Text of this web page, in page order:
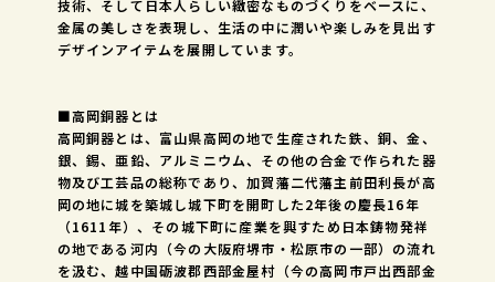
技術、そして日本人らしい緻密なものづくりをベースに、
金属の美しさを表現し、生活の中に潤いや楽しみを見出す
デザインアイテムを展開しています。
■高岡銅器とは
高岡銅器とは、富山県高岡の地で生産された鉄、銅、金、
銀、錫、亜鉛、アルミニウム、その他の合金で作られた器
物及び工芸品の総称であり、加賀藩二代藩主前田利長が高
岡の地に城を築城し城下町を開町した2年後の慶長16年
（1611年）、その城下町に産業を興すため日本鋳物発祥
の地である河内（今の大阪府堺市・松原市の一部）の流れ
を汲む、越中国砺波郡西部金屋村（今の高岡市戸出西部金